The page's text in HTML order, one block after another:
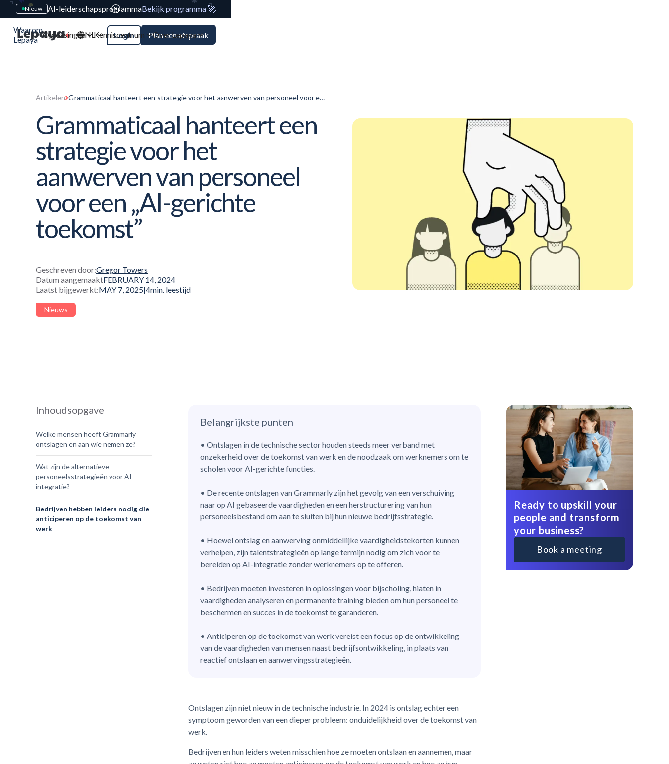
Nieuw AI-leiderschapsprogrammaBekijk programma 🚀
Waarom
Lepaya
Oplossingen Kenniscentrum Over Lepaya
NL Login Plan een afspraak
Artikelen Grammaticaal hanteert een strategie voor het aanwerven van personeel voor een
Grammaticaal hanteert een
strategie voor het
aanwerven van personeel
voor een „AI-gerichte
toekomst”
Geschreven door:Gregor Towers
Datum aangemaaktFEBRUARY 14, 2024
Laatst bijgewerkt:MAY 7, 2025|4min. leestijd
Nieuws
Inhoudsopgave
Welke mensen heeft Grammarly
ontslagen en aan wie nemen ze?
Wat zijn de alternatieve
personeelsstrategieën voor AI-
integratie?
Bedrijven hebben leiders nodig die
anticiperen op de toekomst van
werk
Belangrijkste punten
• Ontslagen in de technische sector houden steeds meer verband met
onzekerheid over de toekomst van werk en de noodzaak om werknemers om te
scholen voor AI-gerichte functies.
• De recente ontslagen van Grammarly zijn het gevolg van een verschuiving
naar op AI gebaseerde vaardigheden en een herstructurering van hun
personeelsbestand om aan te sluiten bij hun nieuwe bedrijfsstrategie.
• Hoewel ontslag en aanwerving onmiddellijke vaardigheidstekorten kunnen
verhelpen, zijn talentstrategieën op lange termijn nodig om zich voor te
bereiden op AI-integratie zonder werknemers op te offeren.
• Bedrijven moeten investeren in oplossingen voor bijscholing, hiaten in
vaardigheden analyseren en permanente training bieden om hun personeel te
beschermen en succes in de toekomst te garanderen.
• Anticiperen op de toekomst van werk vereist een focus op de ontwikkeling
van de vaardigheden van mensen naast bedrijfsontwikkeling, in plaats van
reactief ontslaan en aanwervingsstrategieën.
Ontslagen zijn niet nieuw in de technische industrie. In 2024 is ontslag echter een
symptoom geworden van een dieper probleem: onduidelijkheid over de toekomst van
werk.
Bedrijven en hun leiders weten misschien hoe ze moeten ontslaan en aannemen, maar
Ready to upskill your
people and transform
your business?
Book a meeting